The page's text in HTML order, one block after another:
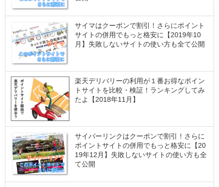
サイマはクーポンで割引！さらにポイント
サイトの併用でもっと格安に【2019年10
月】失敗しないサイトの使い方も全て公開
楽天デリバリーの利用が１番お得なポイン
トサイトを比較・検証！ランキングしてみ
たよ【2018年11月】
サイバーリンクはクーポンで割引！さらに
ポイントサイトの併用でもっと格安に【20
19年12月】失敗しないサイトの使い方も全
て公開